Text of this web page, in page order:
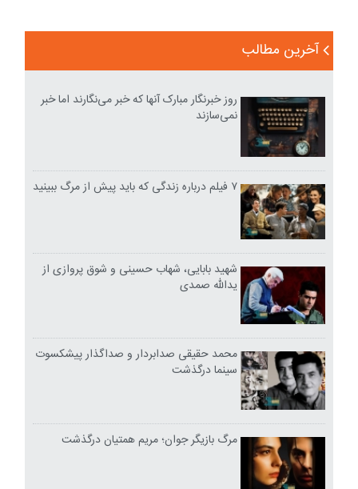
آخرین مطالب
روز خبرنگار مبارک آنها که خبر می‌نگارند اما خبر
نمی‌سازند
۷ فیلم درباره زندگی که باید پیش از مرگ ببینید
شهید بابایی، شهاب حسینی و شوق پروازی از
یدالله صمدی
محمد حقیقی صدابردار و صداگذار پیشکسوت
سینما درگذشت
مرگ بازیگر جوان؛ مریم همتیان درگذشت